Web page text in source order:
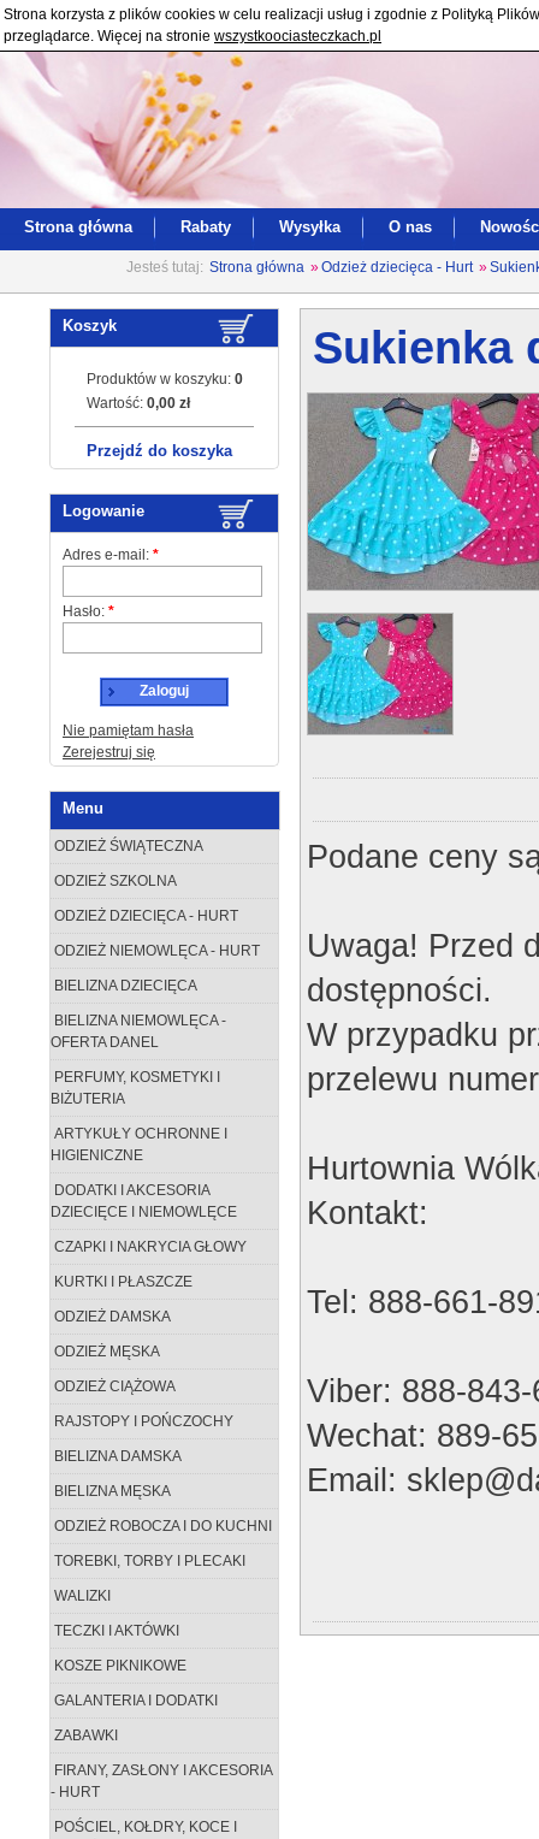
Strona korzysta z plików cookies w celu realizacji usług i zgodnie z Polityką
przeglądarce. Więcej na stronie wszystkoociasteczkach.pl
Strona główna Rabaty Wysyłka O nas
Jesteś tutaj: Strona główna »Odzież dziecięca - Hurt »
Koszyk
Produktów w koszyku: 0
Wartość: 0,00 zł
Przejdź do koszyka
Logowanie
Adres e-mail: *
Hasło: *
Zaloguj
Nie pamiętam hasła
Zerejestruj się
Menu
ODZIEŻ ŚWIĄTECZNA
ODZIEŻ SZKOLNA
ODZIEŻ DZIECIĘCA - HURT
ODZIEŻ NIEMOWLĘCA - HURT
BIELIZNA DZIECIĘCA
BIELIZNA NIEMOWLĘCA -
OFERTA DANEL
PERFUMY, KOSMETYKI I
BIŻUTERIA
ARTYKUŁY OCHRONNE I
HIGIENICZNE
DODATKI I AKCESORIA
DZIECIĘCE I NIEMOWLĘCE
CZAPKI I NAKRYCIA GŁOWY
KURTKI I PŁASZCZE
ODZIEŻ DAMSKA
ODZIEŻ MĘSKA
ODZIEŻ CIĄŻOWA
RAJSTOPY I POŃCZOCHY
BIELIZNA DAMSKA
BIELIZNA MĘSKA
ODZIEŻ ROBOCZA I DO KUCHNI
TOREBKI, TORBY I PLECAKI
WALIZKI
TECZKI I AKTÓWKI
KOSZE PIKNIKOWE
GALANTERIA I DODATKI
ZABAWKI
FIRANY, ZASŁONY I AKCESORIA
- HURT
POŚCIEL, KOŁDRY, KOCE I
Sukienka
Podane ceny
Uwaga! Przed
dostępności.
W przypadku
przelewu
Hurtownia
Kontakt:
Tel: 888-661-
Viber: 888-
Wechat: 889-
Email: